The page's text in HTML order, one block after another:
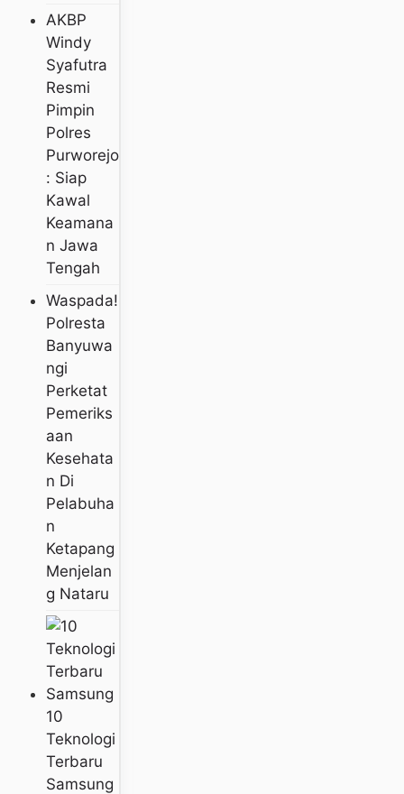
AKBP
Windy
Syafutra
Resmi
Pimpin
Polres
Purworejo
: Siap
Kawal
Keamana
N Jawa
Tengah
Waspada!
Polresta
Banyuwa
Ngi
Perketat
Pemeriks
Aan
Kesehata
N Di
Pelabuha
N
Ketapang
Menjelan
G Nataru
10
Teknologi
Terbaru
Samsung